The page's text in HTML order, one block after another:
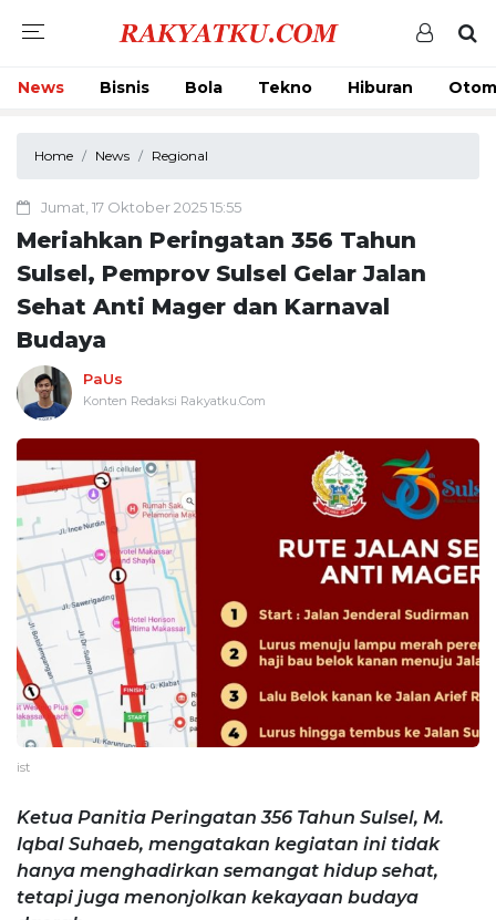
News Bisnis Bola Tekno Hiburan
Home News Regional
Jumat, 17 Oktober 2025 15:55
Meriahkan Peringatan 356 Tahun
Sulsel, Pemprov Sulsel Gelar Jalan
Sehat Anti Mager dan Karnaval
Budaya
PaUs
Konten Redaksi Rakyatku.Com
ist
Ketua Panitia Peringatan 356 Tahun Sulsel, M.
Iqbal Suhaeb, mengatakan kegiatan ini tidak
hanya menghadirkan semangat hidup sehat,
tetapi juga menonjolkan kekayaan budaya